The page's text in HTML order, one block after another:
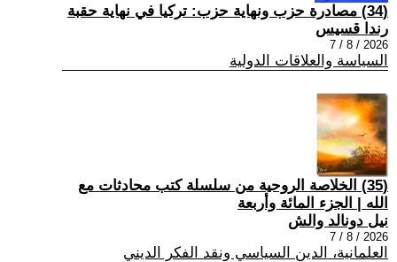
(34) مصادرة حزب ونهاية حزب: تركيا في نهاية حقبة
رندا قسيس
2026 / 8 / 7
السياسة والعلاقات الدولية
(35) الخلاصة الروحية من سلسلة كتب محادثات مع
الله | الجزء المائة وأربعة
نيل دونالد والش
2026 / 8 / 7
العلمانية، الدين السياسي ونقد الفكر الديني